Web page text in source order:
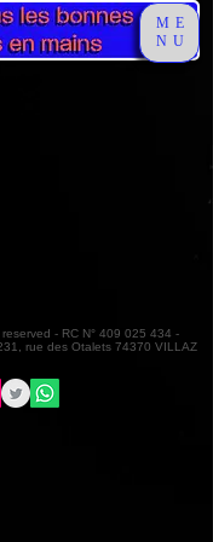
ME
NU
- RC N° 409 025 434 -
rue des Otalets 74370 VILLAZ